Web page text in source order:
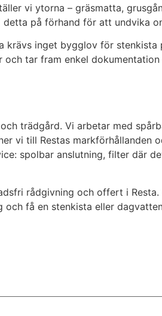
vi ytorna – gräsmatta,
på förhand för att undvika
inget bygglov för stenkista
tar fram enkel
trädgård. Vi arbetar med
vi till Restas
spolbar anslutning, filter där
rådgivning och offert i
få en stenkista eller